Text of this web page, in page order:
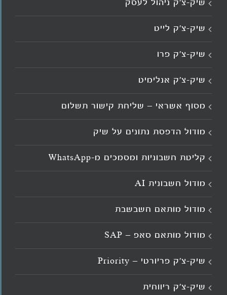
שיק-צ'ק ניהול לעסק
שיק-צ’ק לייט
שיק-צ’ק פרו
שיק-צ’ק אנלימיט
מסוף אשראי – שליחת קישור תשלום
מודול הדפסת נתונים על שיק
קליטת חשבוניות ומסמכים מ־WhatsApp
מודול חשבונית AI
מודול מותאם חשבשבת
מודול מותאם סאפ – SAP
שיק-צ'ק פריורטי – Priority
שיק-צ'ק ריווחית